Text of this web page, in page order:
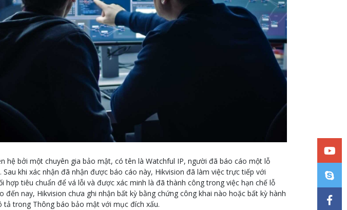
hệ bởi một chuyên gia bảo mật, có tên là Watchful IP, người đã báo cáo một lỗ
khi xác nhận đã nhận được báo cáo này, Hikvision đã làm việc trực tiếp với
hợp tiêu chuẩn để vá lỗi và được xác minh là đã thành công trong việc hạn chế lỗ
nay, Hikvision chưa ghi nhận bất kỳ bằng chứng công khai nào hoặc bất kỳ hành
trong Thông báo bảo mật với mục đích xấu.